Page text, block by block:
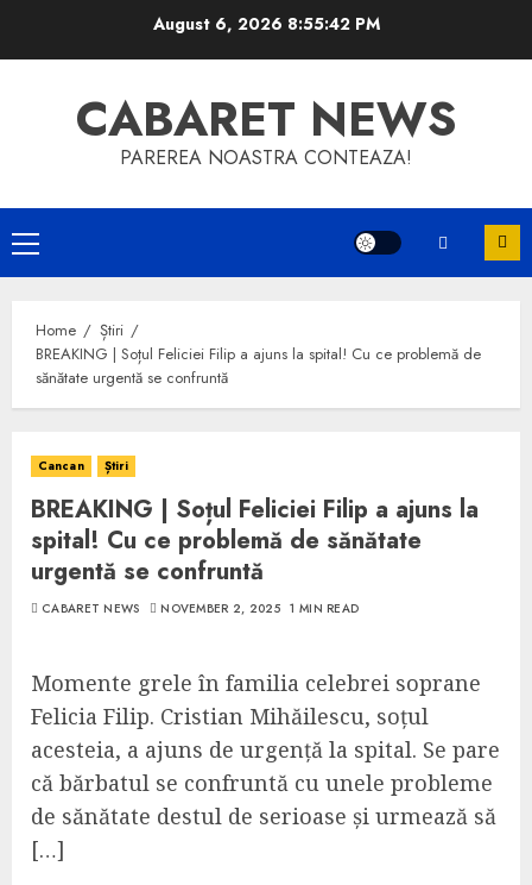
August 6, 2026 8:55:42 PM
CABARET NEWS
PAREREA NOASTRA CONTEAZA!
Primary
Menu
Home
Știri
BREAKING | Soțul Feliciei Filip a ajuns la spital! Cu ce problemă de
sănătate urgentă se confruntă
Cancan Știri
BREAKING | Soțul Feliciei Filip a ajuns la
spital! Cu ce problemă de sănătate
urgentă se confruntă
CABARET NEWS NOVEMBER 2, 2025 1 MIN READ
Momente grele în familia celebrei soprane
Felicia Filip. Cristian Mihăilescu, soțul
acesteia, a ajuns de urgență la spital. Se pare
că bărbatul se confruntă cu unele probleme
de sănătate destul de serioase și urmează să
[…]